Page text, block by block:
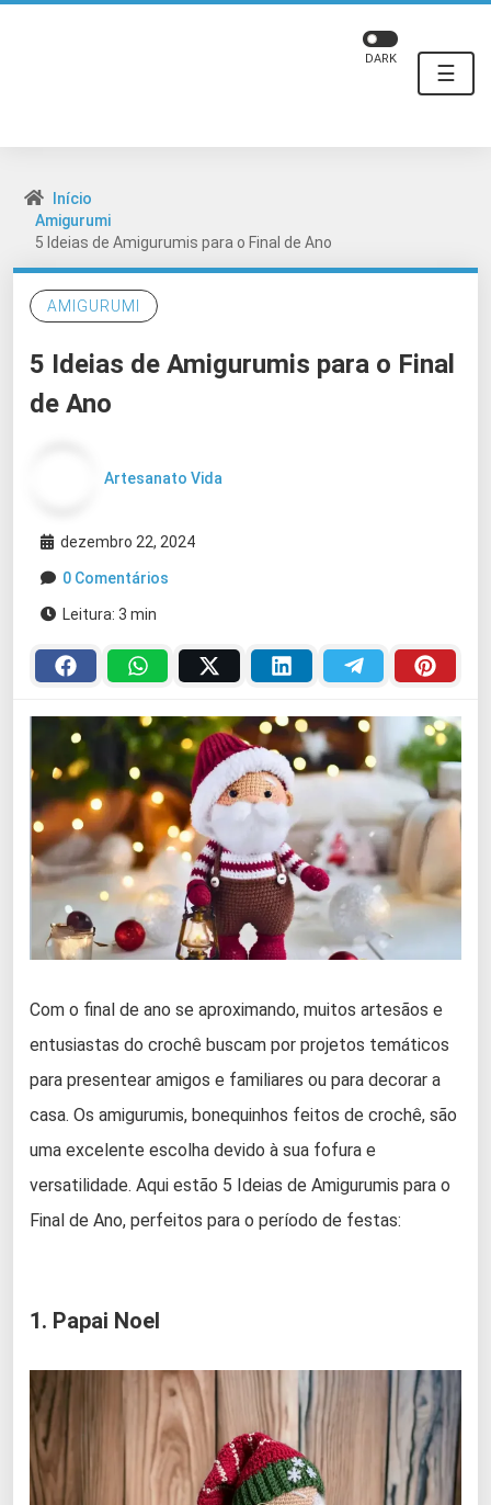
☰
DARK
Início
Amigurumi
5 Ideias de Amigurumis para o Final de Ano
AMIGURUMI
5 Ideias de Amigurumis para o Final
de Ano
Artesanato Vida
dezembro 22, 2024
0 Comentários
Leitura: 3 min
Com o final de ano se aproximando, muitos artesãos e
entusiastas do crochê buscam por projetos temáticos
para presentear amigos e familiares ou para decorar a
casa. Os amigurumis, bonequinhos feitos de crochê, são
uma excelente escolha devido à sua fofura e
versatilidade. Aqui estão 5 Ideias de Amigurumis para o
Final de Ano, perfeitos para o período de festas:
1. Papai Noel